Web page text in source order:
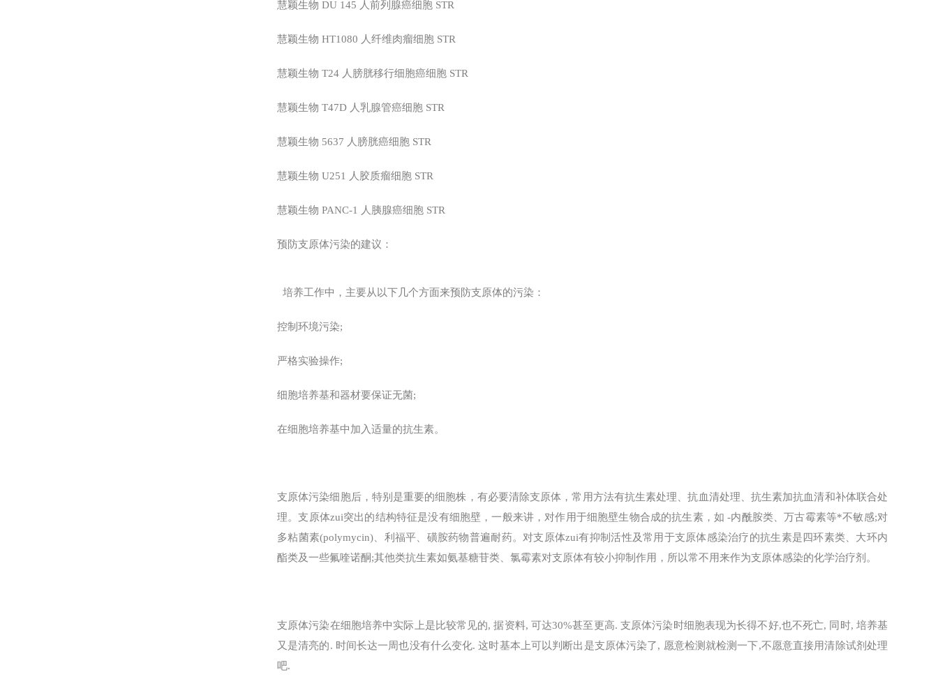
慧颖生物 DU 145 人前列腺癌细胞 STR
慧颖生物 HT1080 人纤维肉瘤细胞 STR
慧颖生物 T24 人膀胱移行细胞癌细胞 STR
慧颖生物 T47D 人乳腺管癌细胞 STR
慧颖生物 5637 人膀胱癌细胞 STR
慧颖生物 U251 人胶质瘤细胞 STR
慧颖生物 PANC-1 人胰腺癌细胞 STR
预防支原体污染的建议：
培养工作中，主要从以下几个方面来预防支原体的污染：
控制环境污染;
严格实验操作;
细胞培养基和器材要保证无菌;
在细胞培养基中加入适量的抗生素。
支原体污染细胞后，特别是重要的细胞株，有必要清除支原体，常用方法有抗生素处理、抗血清处理、抗生素加抗血清和补体联合处
理。支原体zui突出的结构特征是没有细胞壁，一般来讲，对作用于细胞壁生物合成的抗生素，如 -内酰胺类、万古霉素等*不敏感;对
多粘菌素(polymycin)、利福平、磺胺药物普遍耐药。对支原体zui有抑制活性及常用于支原体感染治疗的抗生素是四环素类、大环内
酯类及一些氟喹诺酮;其他类抗生素如氨基糖苷类、氯霉素对支原体有较小抑制作用，所以常不用来作为支原体感染的化学治疗剂。
支原体污染在细胞培养中实际上是比较常见的, 据资料, 可达30%甚至更高. 支原体污染时细胞表现为长得不好,也不死亡, 同时, 培养基
又是清亮的. 时间长达一周也没有什么变化. 这时基本上可以判断出是支原体污染了, 愿意检测就检测一下,不愿意直接用清除试剂处理
吧.